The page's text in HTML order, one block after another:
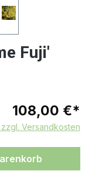
Fuji'
108,00 €*
Versandkosten